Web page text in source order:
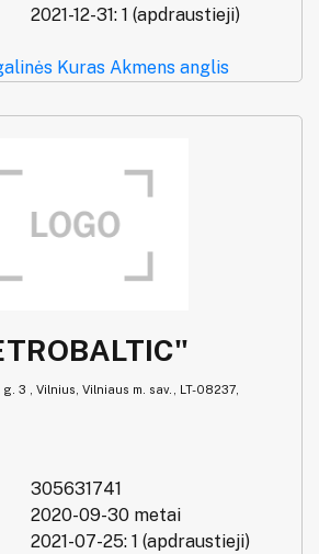
2021-12-31: 1 (apdraustieji)
Kuras Akmens anglis
3 , Vilnius, Vilniaus m. sav., LT-08237,
305631741
2020-09-30 metai
2021-07-25: 1 (apdraustieji)